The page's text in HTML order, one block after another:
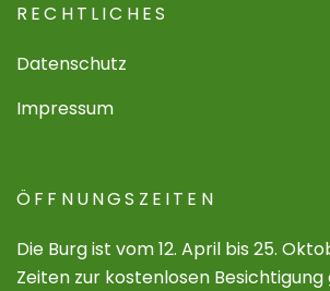
RECHTLICHES
Datenschutz
Impressum
ÖFFNUNGSZEITEN
Die Burg ist vom 12. April bis 25.
Zeiten zur kostenlosen